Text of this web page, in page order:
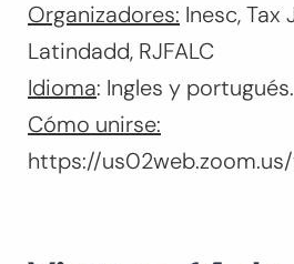
Organizadores: Inesc,
Latindadd, RJFALC
Idioma: Ingles y portugués.
Cómo unirse:
https://